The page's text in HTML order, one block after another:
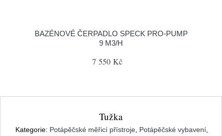
BAZÉNOVÉ ČERPADLO SPECK PRO-PUMP
9 M3/H
7 550 Kč
Tužka
Kategorie: Potápěčské měřicí přístroje, Potápěčské vybavení,